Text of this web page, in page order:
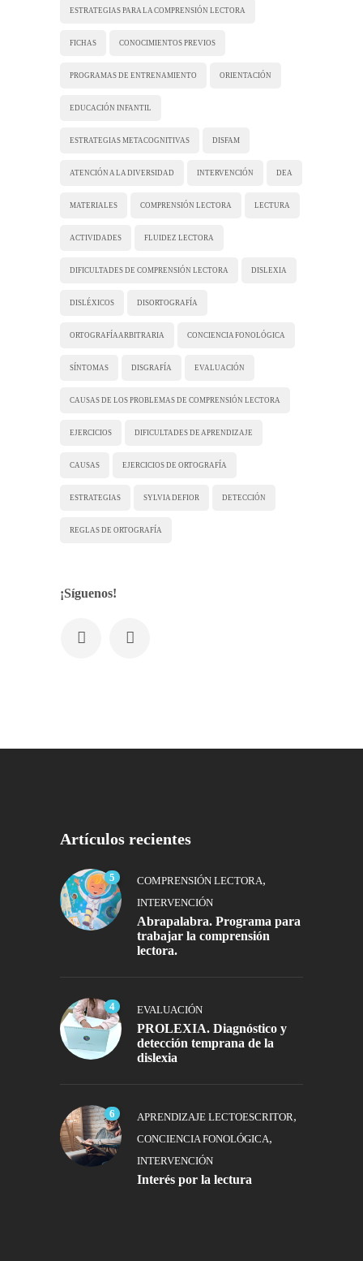
ESTRATEGIAS PARA LA COMPRENSIÓN LECTORA
FICHAS CONOCIMIENTOS PREVIOS
PROGRAMAS DE ENTRENAMIENTO ORIENTACIÓN
EDUCACIÓN INFANTIL
ESTRATEGIAS METACOGNITIVAS DISFAM
ATENCIÓN A LA DIVERSIDAD INTERVENCIÓN DEA
MATERIALES COMPRENSIÓN LECTORA LECTURA
ACTIVIDADES FLUIDEZ LECTORA
DIFICULTADES DE COMPRENSIÓN LECTORA DISLEXIA
DISLÉXICOS DISORTOGRAFÍA
ORTOGRAFÍA ARBITRARIA CONCIENCIA FONOLÓGICA
SÍNTOMAS DISGRAFÍA EVALUACIÓN
CAUSAS DE LOS PROBLEMAS DE COMPRENSIÓN LECTORA
EJERCICIOS DIFICULTADES DE APRENDIZAJE
CAUSAS EJERCICIOS DE ORTOGRAFÍA
ESTRATEGIAS SYLVIA DEFIOR DETECCIÓN
REGLAS DE ORTOGRAFÍA
¡Síguenos!
Artículos recientes
5 COMPRENSIÓN LECTORA,
INTERVENCIÓN
Abrapalabra. Programa para
trabajar la comprensión
lectora.
4 EVALUACIÓN
PROLEXIA. Diagnóstico y
detección temprana de la
dislexia
6 APRENDIZAJE LECTOESCRITOR,
CONCIENCIA FONOLÓGICA,
INTERVENCIÓN
Interés por la lectura